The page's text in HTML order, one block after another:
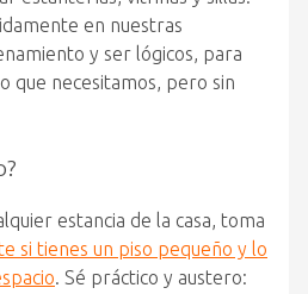
en nuestras
y ser lógicos, para
que necesitamos, pero sin
estancia de la casa, toma
si tienes un piso pequeño y lo
. Sé práctico y austero: